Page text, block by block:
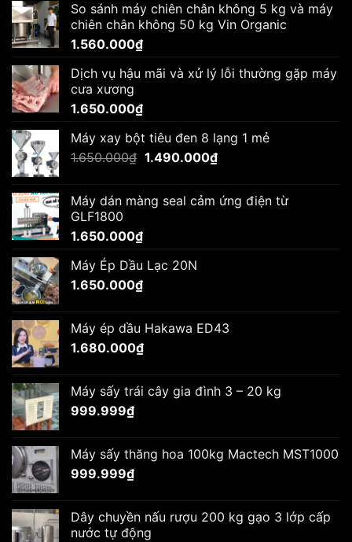
So sánh máy chiên chân không 5 kg và máy
chiên chân không 50 kg Vin Organic
1.560.000₫
Dịch vụ hậu mãi và xử lý lỗi thường gặp máy
cưa xương
1.650.000₫
Máy xay bột tiêu đen 8 lạng 1 mẻ
1.650.000₫ Giá
1.650.000₫.
1.490.000₫Giá
là:
Máy dán màng seal cảm ứng điện từ
GLF1800
1.650.000₫
Máy Ép Dầu Lạc 20N
1.650.000₫
Máy ép dầu Hakawa ED43
1.680.000₫
Máy sấy trái cây gia đình 3 – 20 kg
999.999₫
Máy sấy thăng hoa 100kg Mactech MST1000
999.999₫
Dây chuyền nấu rượu 200 kg gạo 3 lớp cấp
nước tự động